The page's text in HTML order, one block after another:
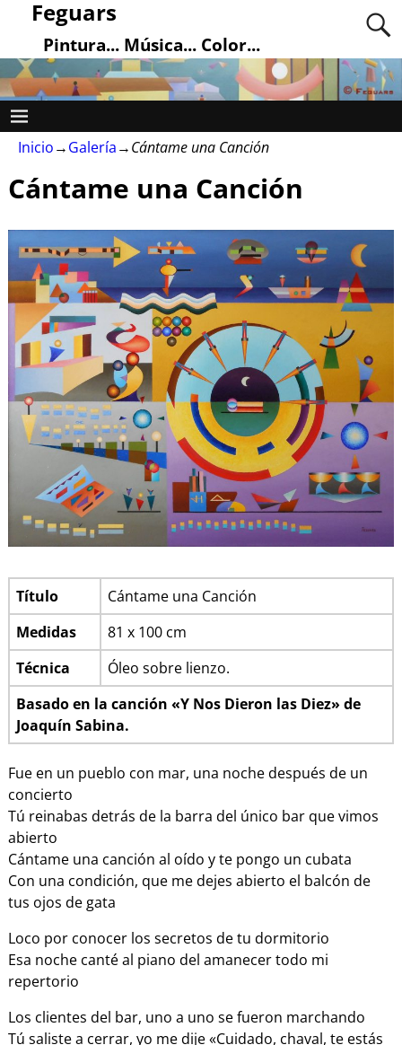
Feguars
Pintura... Música... Color...
Inicio→Galería→Cántame una Canción
Cántame una Canción
Título
Cántame una Canción
Medidas
81 x 100 cm
Técnica
Óleo sobre lienzo.
Basado en la canción «Y Nos Dieron las Diez» de
Joaquín Sabina.
Fue en un pueblo con mar, una noche después de un
concierto
Tú reinabas detrás de la barra del único bar que vimos
abierto
Cántame una canción al oído y te pongo un cubata
Con una condición, que me dejes abierto el balcón de
tus ojos de gata
Loco por conocer los secretos de tu dormitorio
Esa noche canté al piano del amanecer todo mi
repertorio
Los clientes del bar, uno a uno se fueron marchando
Tú saliste a cerrar, yo me dije «Cuidado, chaval, te estás